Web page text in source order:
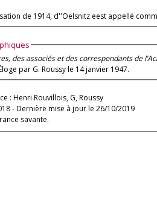
de 1914, d''Oelsnitz eest appellé
des associés et des correspondants de
par G. Roussy le 14 janvier 1947.
: Henri Rouvillois, G, Roussy
- Dernière mise à jour le 26/10/2019
savante.